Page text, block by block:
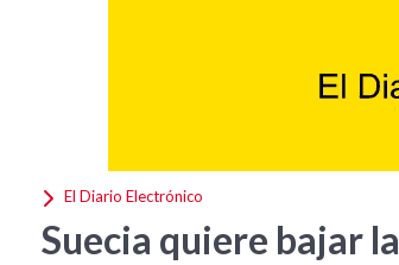
El Diario Electrónico
Suecia quiere bajar